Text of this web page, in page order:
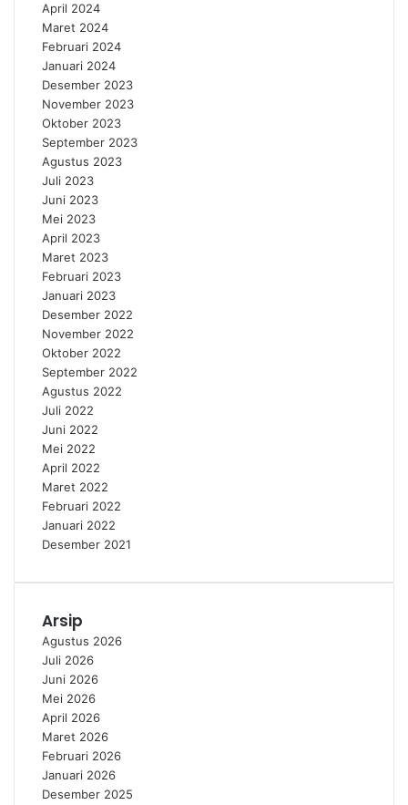
April 2024
Maret 2024
Februari 2024
Januari 2024
Desember 2023
November 2023
Oktober 2023
September 2023
Agustus 2023
Juli 2023
Juni 2023
Mei 2023
April 2023
Maret 2023
Februari 2023
Januari 2023
Desember 2022
November 2022
Oktober 2022
September 2022
Agustus 2022
Juli 2022
Juni 2022
Mei 2022
April 2022
Maret 2022
Februari 2022
Januari 2022
Desember 2021
Arsip
Agustus 2026
Juli 2026
Juni 2026
Mei 2026
April 2026
Maret 2026
Februari 2026
Januari 2026
Desember 2025